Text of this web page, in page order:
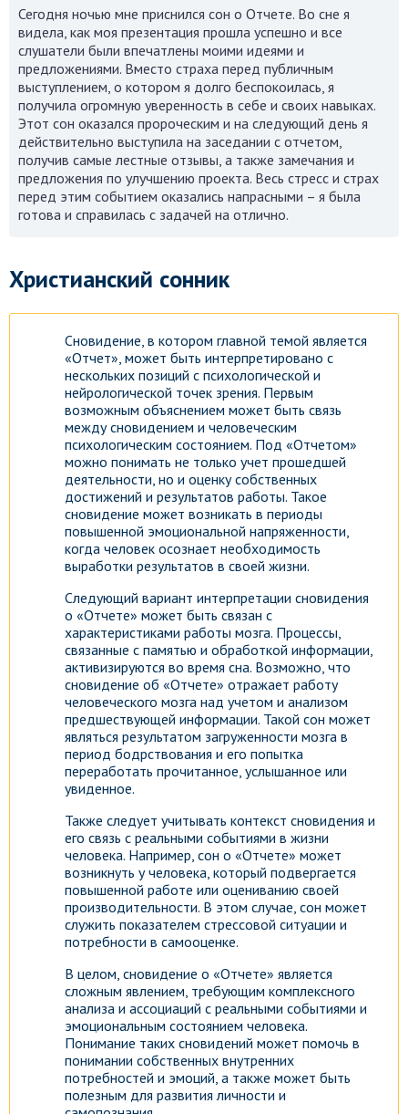
Сегодня ночью мне приснился сон о Отчете. Во сне я
видела, как моя презентация прошла успешно и все
слушатели были впечатлены моими идеями и
предложениями. Вместо страха перед публичным
выступлением, о котором я долго беспокоилась, я
получила огромную уверенность в себе и своих навыках.
Этот сон оказался пророческим и на следующий день я
действительно выступила на заседании с отчетом,
получив самые лестные отзывы, а также замечания и
предложения по улучшению проекта. Весь стресс и страх
перед этим событием оказались напрасными – я была
готова и справилась с задачей на отлично.
Христианский сонник
Сновидение, в котором главной темой является
«Отчет», может быть интерпретировано с
нескольких позиций с психологической и
нейрологической точек зрения. Первым
возможным объяснением может быть связь
между сновидением и человеческим
психологическим состоянием. Под «Отчетом»
можно понимать не только учет прошедшей
деятельности, но и оценку собственных
достижений и результатов работы. Такое
сновидение может возникать в периоды
повышенной эмоциональной напряженности,
когда человек осознает необходимость
выработки результатов в своей жизни.
Следующий вариант интерпретации сновидения
о «Отчете» может быть связан с
характеристиками работы мозга. Процессы,
связанные с памятью и обработкой информации,
активизируются во время сна. Возможно, что
сновидение об «Отчете» отражает работу
человеческого мозга над учетом и анализом
предшествующей информации. Такой сон может
являться результатом загруженности мозга в
период бодрствования и его попытка
переработать прочитанное, услышанное или
увиденное.
Также следует учитывать контекст сновидения и
его связь с реальными событиями в жизни
человека. Например, сон о «Отчете» может
возникнуть у человека, который подвергается
повышенной работе или оцениванию своей
производительности. В этом случае, сон может
служить показателем стрессовой ситуации и
потребности в самооценке.
В целом, сновидение о «Отчете» является
сложным явлением, требующим комплексного
анализа и ассоциаций с реальными событиями и
эмоциональным состоянием человека.
Понимание таких сновидений может помочь в
понимании собственных внутренних
потребностей и эмоций, а также может быть
полезным для развития личности и